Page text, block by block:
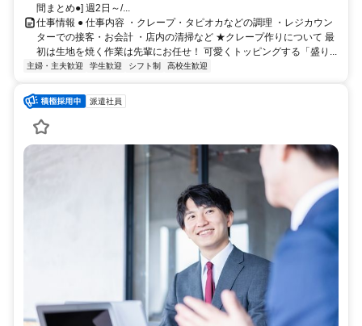
間まとめ●] 週2日～/...
仕事情報 ● 仕事内容 ・クレープ・タピオカなどの調理 ・レジカウン
ターでの接客・お会計 ・店内の清掃など ★クレープ作りについて 最
初は生地を焼く作業は先輩にお任せ！ 可愛くトッピングする「盛り...
主婦・主夫歓迎 学生歓迎 シフト制 高校生歓迎
派遣社員